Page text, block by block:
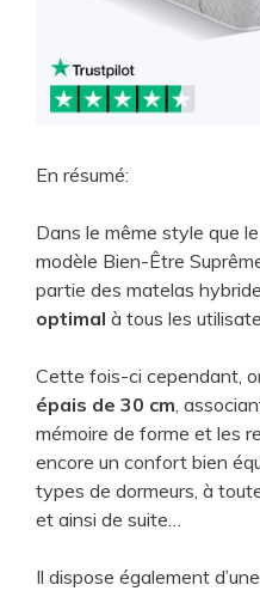
En résumé:
Dans le même style que
modèle Bien-Être
partie des matelas
optimal à tous les
Cette fois-ci cependant,
épais de 30 cm,
mémoire de forme et les
encore un confort bien
types de dormeurs, à
et ainsi de suite…
Il dispose également d’une